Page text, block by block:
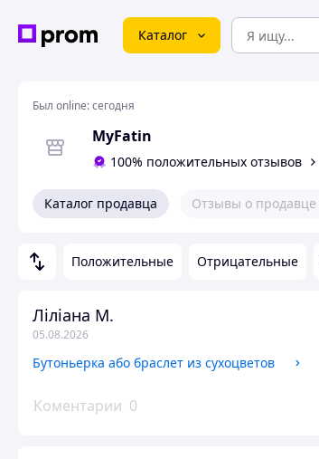
Каталог
Был online:сегодня
MyFatin
100% положительных отзывов
Каталог продавца Отзывы о продавце
Положительные Отрицательные
Ліліана М.
05.08.2026
Бутоньерка або браслет из сухоцветов
Коментарии 0